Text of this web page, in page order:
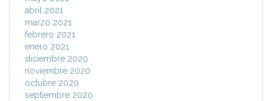
abril 2021
marzo 2021
febrero 2021
enero 2021
diciembre 2020
noviembre 2020
octubre 2020
septiembre 2020